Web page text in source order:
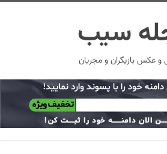
سیب
و عکس بازیگران و مجریان